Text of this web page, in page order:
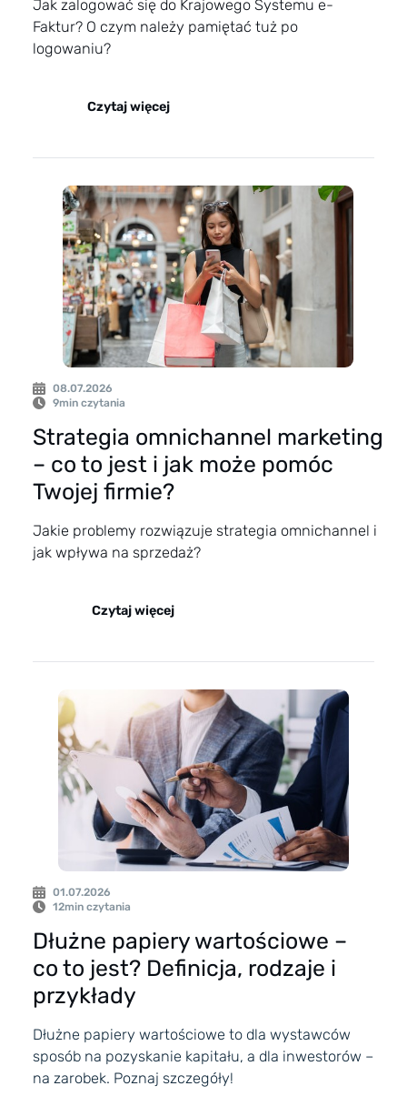
Jak zalogować się do Krajowego Systemu e-
Faktur? O czym należy pamiętać tuż po
logowaniu?
Czytaj więcej
08.07.2026
9min czytania
Strategia omnichannel marketing
– co to jest i jak może pomóc
Twojej firmie?
Jakie problemy rozwiązuje strategia omnichannel i
jak wpływa na sprzedaż?
Czytaj więcej
01.07.2026
12min czytania
Dłużne papiery wartościowe –
co to jest? Definicja, rodzaje i
przykłady
Dłużne papiery wartościowe to dla wystawców
sposób na pozyskanie kapitału, a dla inwestorów –
na zarobek. Poznaj szczegóły!